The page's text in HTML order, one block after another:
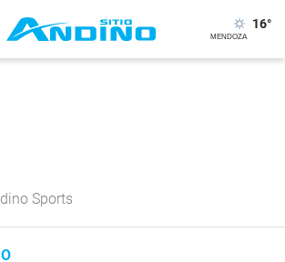
16°
Sports